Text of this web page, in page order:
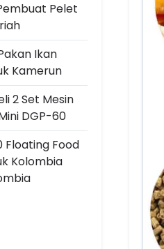
Pelet
Ikan
Kamerun
2 Set Mesin
DGP-60
Floating Food
Kolombia